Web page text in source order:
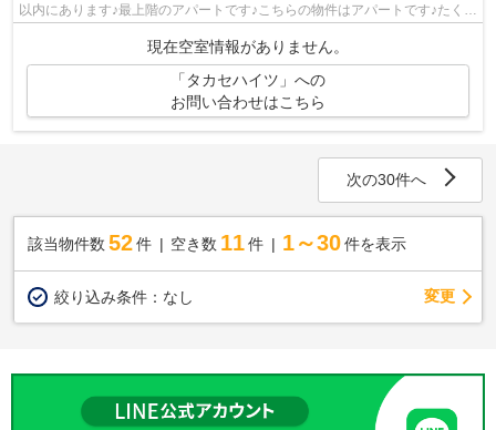
以内にあります♪最上階のアパートです♪こちらの物件はアパートです♪たくさ
んの物件をご用意致しました♪色々な物...
現在空室情報がありません。
「タカセハイツ」への
お問い合わせはこちら
次の30件へ
該当物件数 52件 空き数 11 件 1～30 件を表示
絞り込み条件： なし 変更